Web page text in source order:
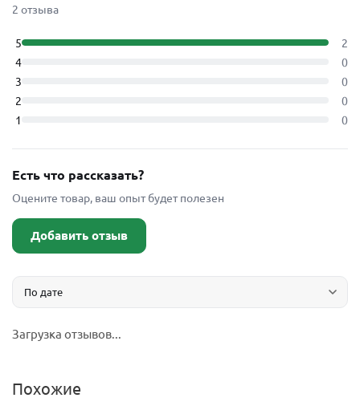
2 отзыва
5
2
4
0
3
0
2
0
1
0
Есть что рассказать?
Оцените товар, ваш опыт будет полезен
Добавить отзыв
Загрузка отзывов...
Похожие